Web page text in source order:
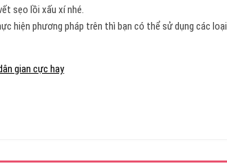
sẹo lồi xấu xí nhé.
hiện phương pháp trên thì bạn có thể sử dụng các loại
gian cực hay